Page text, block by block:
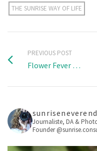
THE SUNRISE WAY OF LIFE
PREVIOUS POST
Flower Fever …
Journaliste, DA &
Founder